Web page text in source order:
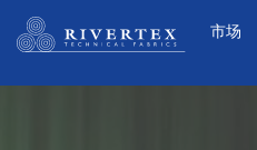
Rivertex技术面料集团 市场